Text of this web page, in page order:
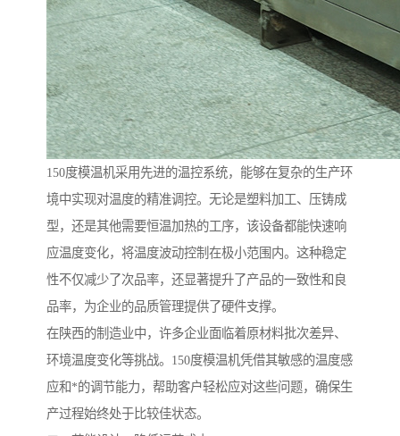
150度模温机采用先进的温控系统，能够在复杂的生产环
境中实现对温度的精准调控。无论是塑料加工、压铸成
型，还是其他需要恒温加热的工序，该设备都能快速响
应温度变化，将温度波动控制在极小范围内。这种稳定
性不仅减少了次品率，还显著提升了产品的一致性和良
品率，为企业的品质管理提供了硬件支撑。
在陕西的制造业中，许多企业面临着原材料批次差异、
环境温度变化等挑战。150度模温机凭借其敏感的温度感
应和*的调节能力，帮助客户轻松应对这些问题，确保生
产过程始终处于比较佳状态。